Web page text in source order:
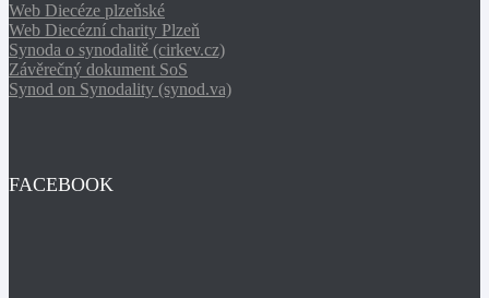
Web Diecéze plzeňské
Web Diecézní charity Plzeň
Synoda o synodalitě (cirkev.cz)
Závěrečný dokument SoS
Synod on Synodality (synod.va)
FACEBOOK